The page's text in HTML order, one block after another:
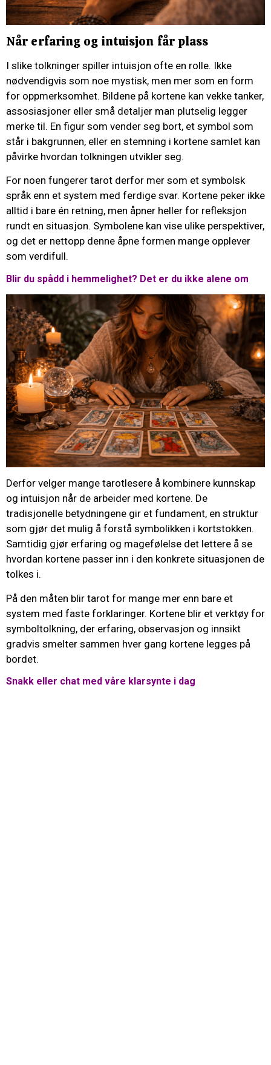
Når erfaring og intuisjon får plass
I slike tolkninger spiller intuisjon ofte en rolle. Ikke
nødvendigvis som noe mystisk, men mer som en form
for oppmerksomhet. Bildene på kortene kan vekke tanker,
assosiasjoner eller små detaljer man plutselig legger
merke til. En figur som vender seg bort, et symbol som
står i bakgrunnen, eller en stemning i kortene samlet kan
påvirke hvordan tolkningen utvikler seg.
For noen fungerer tarot derfor mer som et symbolsk
språk enn et system med ferdige svar. Kortene peker ikke
alltid i bare én retning, men åpner heller for refleksjon
rundt en situasjon. Symbolene kan vise ulike perspektiver,
og det er nettopp denne åpne formen mange opplever
som verdifull.
Blir du spådd i hemmelighet? Det er du ikke alene om
Derfor velger mange tarotlesere å kombinere kunnskap
og intuisjon når de arbeider med kortene. De
tradisjonelle betydningene gir et fundament, en struktur
som gjør det mulig å forstå symbolikken i kortstokken.
Samtidig gjør erfaring og magefølelse det lettere å se
hvordan kortene passer inn i den konkrete situasjonen de
tolkes i.
På den måten blir tarot for mange mer enn bare et
system med faste forklaringer. Kortene blir et verktøy for
symboltolkning, der erfaring, observasjon og innsikt
gradvis smelter sammen hver gang kortene legges på
bordet.
Snakk eller chat med våre klarsynte i dag